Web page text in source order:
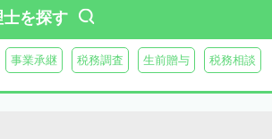
を探す
事業承継 税務調査 生前贈与 税務相談